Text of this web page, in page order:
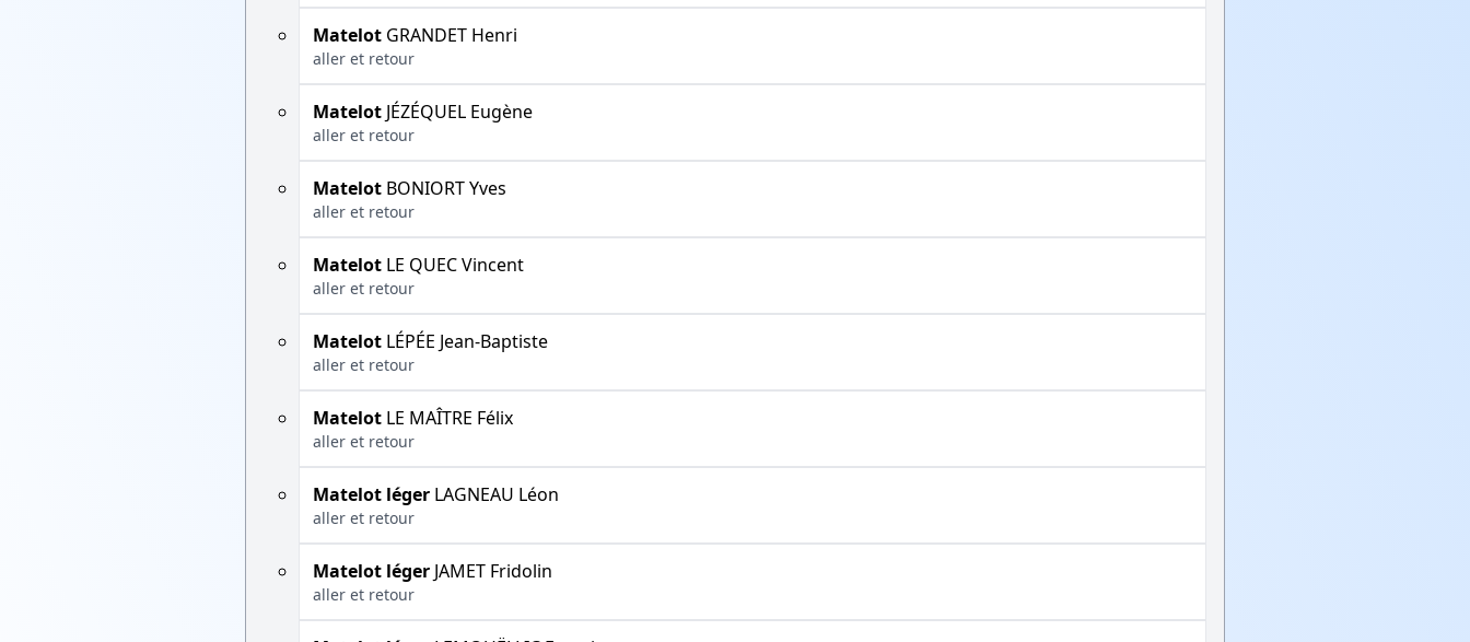
Matelot GRANDET Henri
aller et retour
Matelot JÉZÉQUEL Eugène
aller et retour
Matelot BONIORT Yves
aller et retour
Matelot LE QUEC Vincent
aller et retour
Matelot LÉPÉE Jean-Baptiste
aller et retour
Matelot LE MAÎTRE Félix
aller et retour
Matelot léger LAGNEAU Léon
aller et retour
Matelot léger JAMET Fridolin
aller et retour